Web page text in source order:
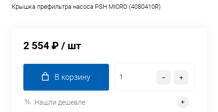
Крышка префильтра насоса PSH MICRO (4080410R)
2 554 ₽ / шт
В корзину
Нашли дешевле